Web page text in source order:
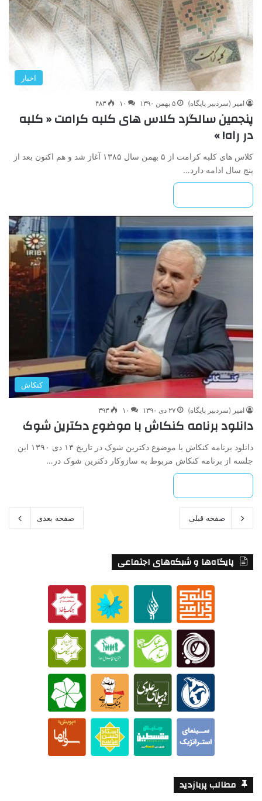
اخبار
امیر (سردبیر پایگاه) ۵ بهمن ۱۳۹۰ ۱۰ ۴۸۳
پنجمین سالگرد کلاس های کلبه کرامت « کلبه
در راه! »
کلاس های کلبه کرامت از ۵ بهمن سال ۱۳۸۵ آغاز شد و هم اکنون بعد از
پنج سال ادامه دارد…
کنکاش
امیر (سردبیر پایگاه) ۲۷ دی ۱۳۹۰ ۱۰ ۳۹۳
دانلود برنامه کنکاش با موضوع دکترین شوک
دانلود برنامه کنکاش با موضوع دکترین شوک در تاریخ ۱۳ دی ۱۳۹۰ این
جلسه از برنامه کنکاش مربوط به سازوکار دکترین شوک در…
صفحه قبلی صفحه بعدی
پایگاه‌ها و شبکه‌های اجتماعی
مطالب پربازدید